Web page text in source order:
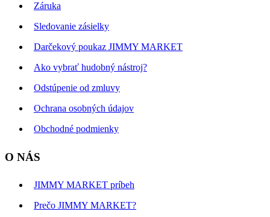
Záruka
Sledovanie zásielky
Darčekový poukaz JIMMY MARKET
Ako vybrať hudobný nástroj?
Odstúpenie od zmluvy
Ochrana osobných údajov
Obchodné podmienky
O NÁS
JIMMY MARKET príbeh
Prečo JIMMY MARKET?